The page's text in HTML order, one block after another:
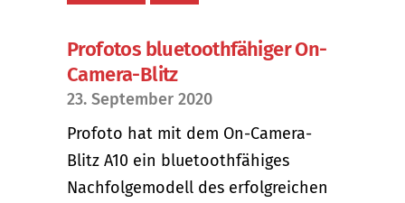
Profotos bluetoothfähiger On-
Camera-Blitz
23. September 2020
Profoto hat mit dem On-Camera-
Blitz A10 ein bluetoothfähiges
Nachfolgemodell des erfolgreichen